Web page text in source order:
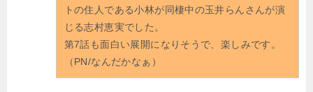
トの住人である小林が同棲中の玉井らんさんが演
じる志村恵実でした。
第7話も面白い展開になりそうで、楽しみです。
（PN/なんだかなぁ）